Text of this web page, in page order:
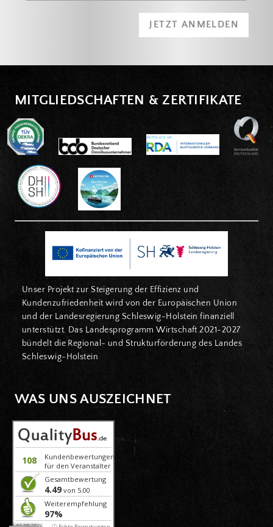
JETZT ANMELDEN
MITGLIEDSCHAFTEN & ZERTIFIKATE
Unser Projekt zur Steigerung der Effizienz und
Kundenzufriedenheit wird von der Europäischen Union
und der Landesregierung Schleswig-Holstein finanziell
unterstützt. Das Landesprogramm Wirtschaft 2021-2027
bündelt die Regional- und Strukturförderung des Landes
Schleswig-Holstein
WAS UNS AUSZEICHNET